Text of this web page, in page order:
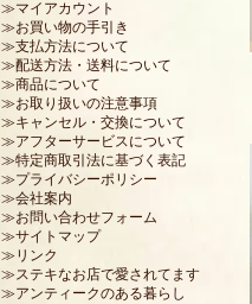
≫マイアカウント
≫お買い物の手引き
≫支払方法について
≫配送方法・送料について
≫商品について
≫お取り扱いの注意事項
≫キャンセル・交換について
≫アフターサービスについて
≫特定商取引法に基づく表記
≫プライバシーポリシー
≫会社案内
≫お問い合わせフォーム
≫サイトマップ
≫リンク
≫ステキなお店で愛されてます
≫アンティークのある暮らし